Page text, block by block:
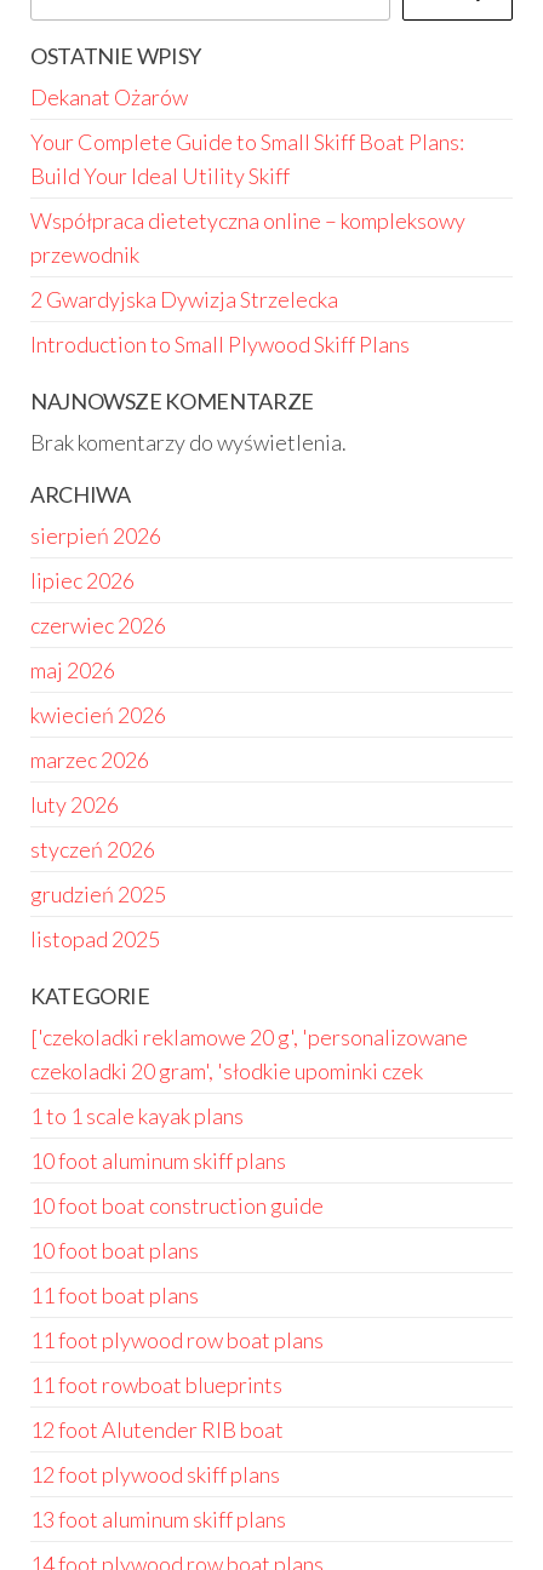
OSTATNIE WPISY
Dekanat Ożarów
Your Complete Guide to Small Skiff Boat Plans:
Build Your Ideal Utility Skiff
Współpraca dietetyczna online – kompleksowy
przewodnik
2 Gwardyjska Dywizja Strzelecka
Introduction to Small Plywood Skiff Plans
NAJNOWSZE KOMENTARZE
Brak komentarzy do wyświetlenia.
ARCHIWA
sierpień 2026
lipiec 2026
czerwiec 2026
maj 2026
kwiecień 2026
marzec 2026
luty 2026
styczeń 2026
grudzień 2025
listopad 2025
KATEGORIE
['czekoladki reklamowe 20 g', 'personalizowane
czekoladki 20 gram', 'słodkie upominki czek
1 to 1 scale kayak plans
10 foot aluminum skiff plans
10 foot boat construction guide
10 foot boat plans
11 foot boat plans
11 foot plywood row boat plans
11 foot rowboat blueprints
12 foot Alutender RIB boat
12 foot plywood skiff plans
13 foot aluminum skiff plans
14 foot plywood row boat plans